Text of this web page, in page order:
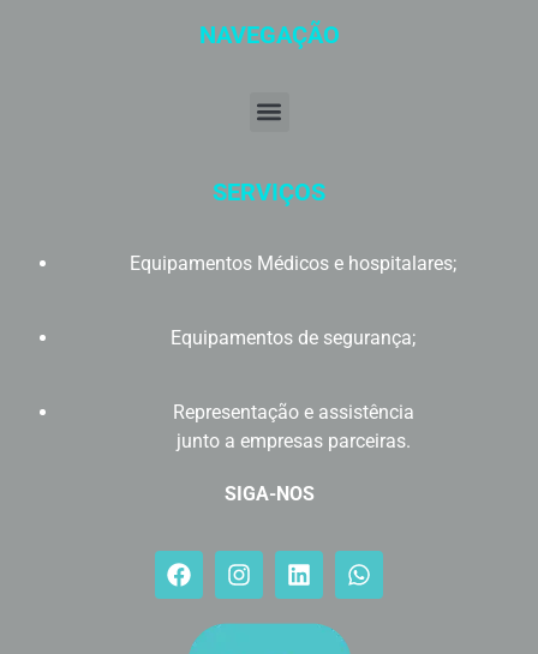
NAVEGAÇÃO
SERVIÇOS
Equipamentos Médicos e hospitalares;
Equipamentos de segurança;
Representação e assistência
junto a empresas parceiras.
SIGA-NOS